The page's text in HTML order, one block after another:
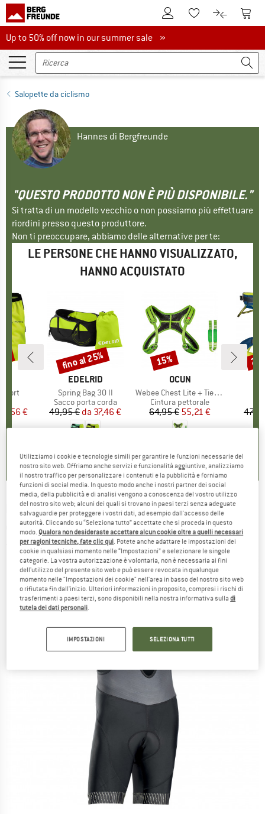
Al conto clienteAlla lista
Al Al
Up to 50% off now in our summer sale
Up to 50% off now in our summer sale »
Salopette da ciclismo
Hannes di Bergfreunde
"QUESTO PRODOTTO NON È PIÙ DISPONIBILE."
Si tratta di un modello vecchio o non possiamo più effettuare
riordini presso questo produttore.
Non ti preoccupare, abbiamo delle alternative per te:
LE PERSONE CHE HANNO VISUALIZZATO,
HANNO ACQUISTATO
ridotto
€
MARCHIO
EDELRID
Articolo
Spring Bag 30 II
Gruppo di prodotti
Sacco porta corda
Prezzo
49,95 € Prezzo ridotto
da 37,46 €
Sconto
fino al 25%
MARCHIO
OCUN
Articolo
Webee Chest Lite + Tie-In Sling
Gruppo di prodotti
Cintura pettorale
Prezzo
64,95 € Prezzo ridotto
55,21 €
Sconto
15%
NORTHWAVE -Origin Bibshort - Pantaloni da
ciclismo
(0)
Utilizziamo i cookie e tecnologie simili per garantire le funzioni necessarie del
nostro sito web. Offriamo anche servizi e funzionalità aggiuntive, analizziamo
il nostro traffico per personalizzare i contenuti e la pubblicità e forniamo
funzioni di social media. In questo modo anche i nostri partner dei social
media, della pubblicità e di analisi vengono a conoscenza del vostro utilizzo
del nostro sito web; alcuni dei quali si trovano in paesi terzi senza adeguate
salvaguardie per proteggere i vostri dati, ad esempio dall'accesso delle
autorità. Cliccando su “Seleziona tutto” accettate che si proceda in questo
modo. Qualora non desideraste accettare alcun cookie oltre a quelli necessari
per ragioni tecniche, fate clic qui. Potete anche adattare le impostazioni dei
cookie in qualsiasi momento nelle “Impostazioni” e selezionare le singole
categorie. La vostra autorizzazione è volontaria, non è necessaria ai fini
dell'utilizzo del presente sito web e può essere revocata in qualunque
momento nelle "Impostazioni dei cookie" nell'area in basso del nostro sito web
o rifiutata fin dall'inizio. Ulteriori informazioni in proposito, compresi i rischi di
trasferimenti a paesi terzi, sono disponibili nella nostra informativa sulladi
tutela dei dati personali.
IMPOSTAZIONI SELEZIONA TUTTI